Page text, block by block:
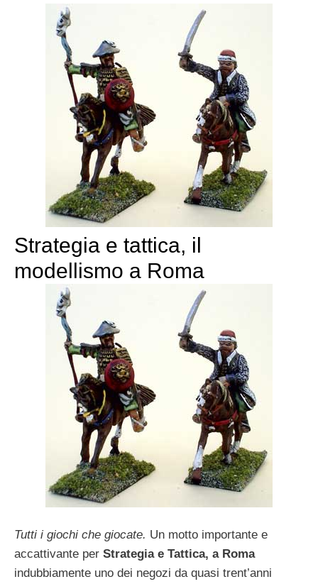
Strategia e tattica, il
modellismo a Roma
Tutti i giochi che giocate. Un motto importante e
accattivante per Strategia e Tattica, a Roma
indubbiamente uno dei negozi da quasi trent’anni